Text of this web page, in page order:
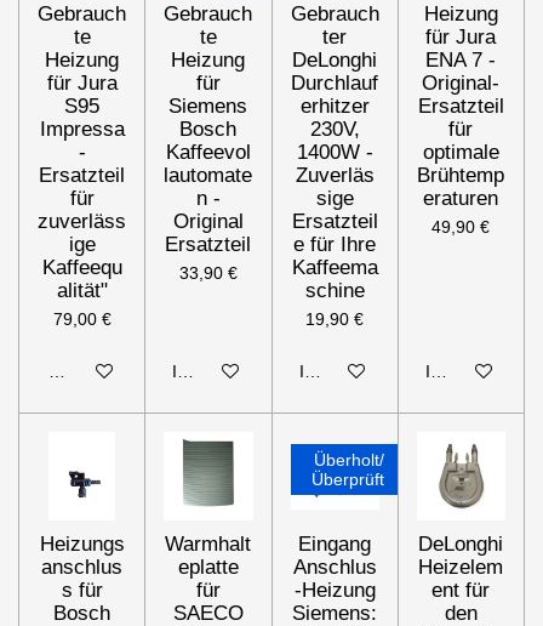
Gebrauch
te
Heizung
für Jura
S95
Impressa
-
Ersatzteil
für
zuverläss
ige
Kaffeequ
alität"
79,00 €
Bei Verfügbarkeit benachrichtigen
Gebrauch
te
Heizung
für
Siemens
Bosch
Kaffeevol
lautomate
n -
Original
Ersatzteil
33,90 €
In den Warenkorb
Gebrauch
ter
DeLonghi
Durchlauf
erhitzer
230V,
1400W -
Zuverläs
sige
Ersatzteil
e für Ihre
Kaffeema
schine
19,90 €
In den Warenkorb
Heizung
für Jura
ENA 7 -
Original-
Ersatzteil
für
optimale
Brühtemp
eraturen
49,90 €
In den
Heizungs
anschlus
s für
Bosch
Warmhalt
eplatte
für
SAECO
Überholt/
Überprüft
Eingang
Anschlus
-Heizung
Siemens:
DeLonghi
Heizelem
ent für
den